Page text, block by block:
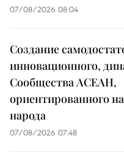
07/08/2026 08:04
Создание
инновационного,
Сообщества АСЕАН,
ориентированного
народа
07/08/2026 07:48